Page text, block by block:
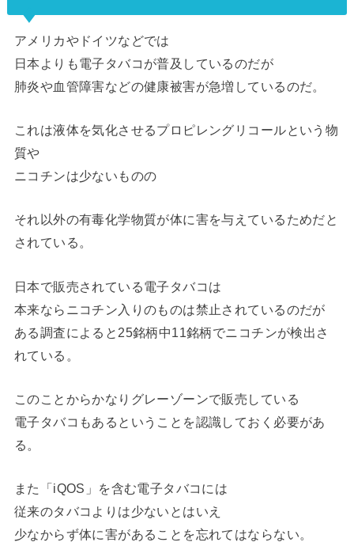
アメリカやドイツなどでは
日本よりも電子タバコが普及しているのだが
肺炎や血管障害などの健康被害が急増しているのだ。
これは液体を気化させるプロピレングリコールという物
質や
ニコチンは少ないものの
それ以外の有毒化学物質が体に害を与えているためだと
されている。
日本で販売されている電子タバコは
本来ならニコチン入りのものは禁止されているのだが
ある調査によると25銘柄中11銘柄でニコチンが検出さ
れている。
このことからかなりグレーゾーンで販売している
電子タバコもあるということを認識しておく必要があ
る。
また「iQOS」を含む電子タバコには
従来のタバコよりは少ないとはいえ
少なからず体に害があることを忘れてはならない。